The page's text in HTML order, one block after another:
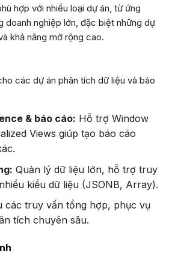
hợp với nhiều loại dự án, từ ứng
doanh nghiệp lớn, đặc biệt những dự
khả năng mở rộng cao.
các dự án phân tích dữ liệu và báo
& báo cáo: Hỗ trợ Window
Views giúp tạo báo cáo
Quản lý dữ liệu lớn, hỗ trợ truy
kiểu dữ liệu (JSONB, Array).
các truy vấn tổng hợp, phục vụ
tích chuyên sâu.